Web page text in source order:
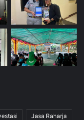
Jasa Raharja